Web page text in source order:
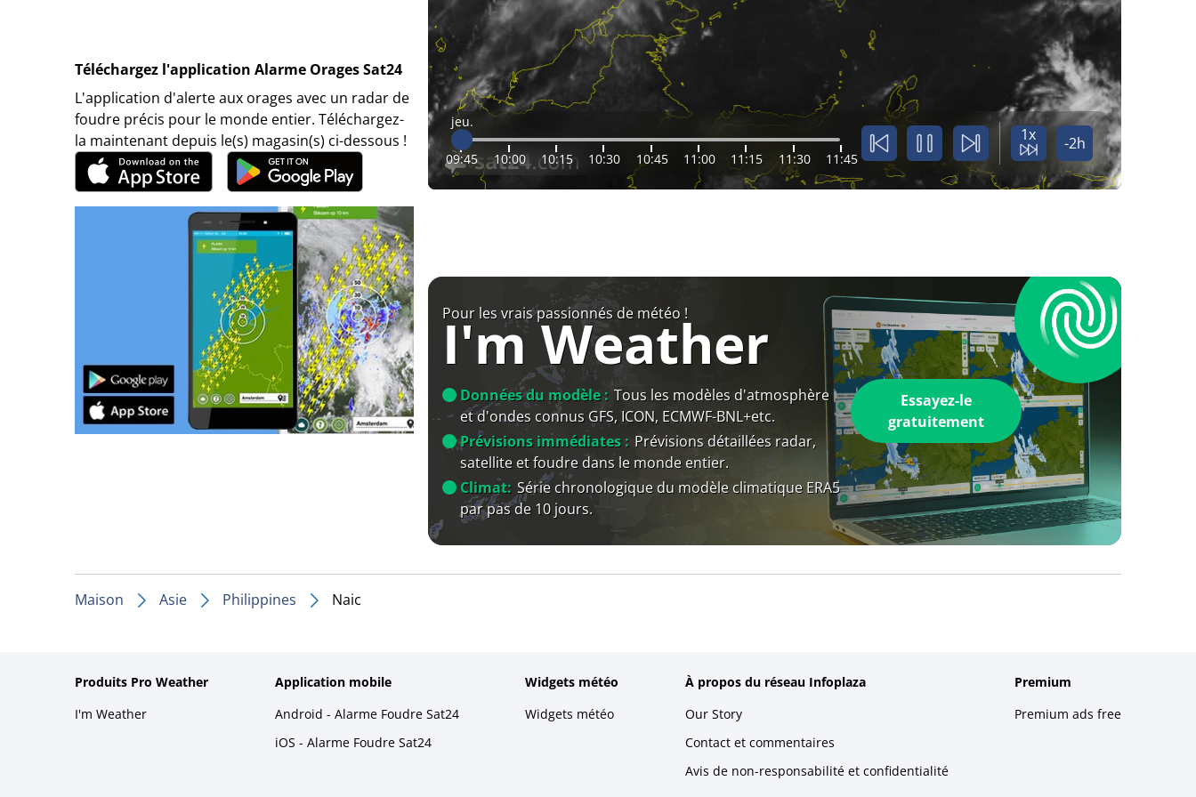
Téléchargez l'application Alarme Orages Sat24
L'application d'alerte aux orages avec un radar de
foudre précis pour le monde entier. Téléchargez-
la maintenant depuis le(s) magasin(s) ci-dessous !
jeu.
09:45 10:00 10:15 10:30 10:45 11:00 11:15 11:30 11:45
1x -2h
Pour les vrais passionnés de météo !
I'm Weather
Données du modèle : Tous les modèles d'atmosphère
et d'ondes connus GFS, ICON, ECMWF-BNL+etc.
Prévisions immédiates : Prévisions détaillées radar,
satellite et foudre dans le monde entier.
Climat: Série chronologique du modèle climatique ERA5
par pas de 10 jours.
Essayez-le
gratuitement
Maison Asie Philippines Naic
Produits Pro Weather
I'm Weather
Application mobile
Android - Alarme Foudre Sat24
iOS - Alarme Foudre Sat24
Widgets météo
Widgets météo
À propos du réseau Infoplaza
Our Story
Contact et commentaires
Avis de non-responsabilité et confidentialité
Premium
Premium ads free